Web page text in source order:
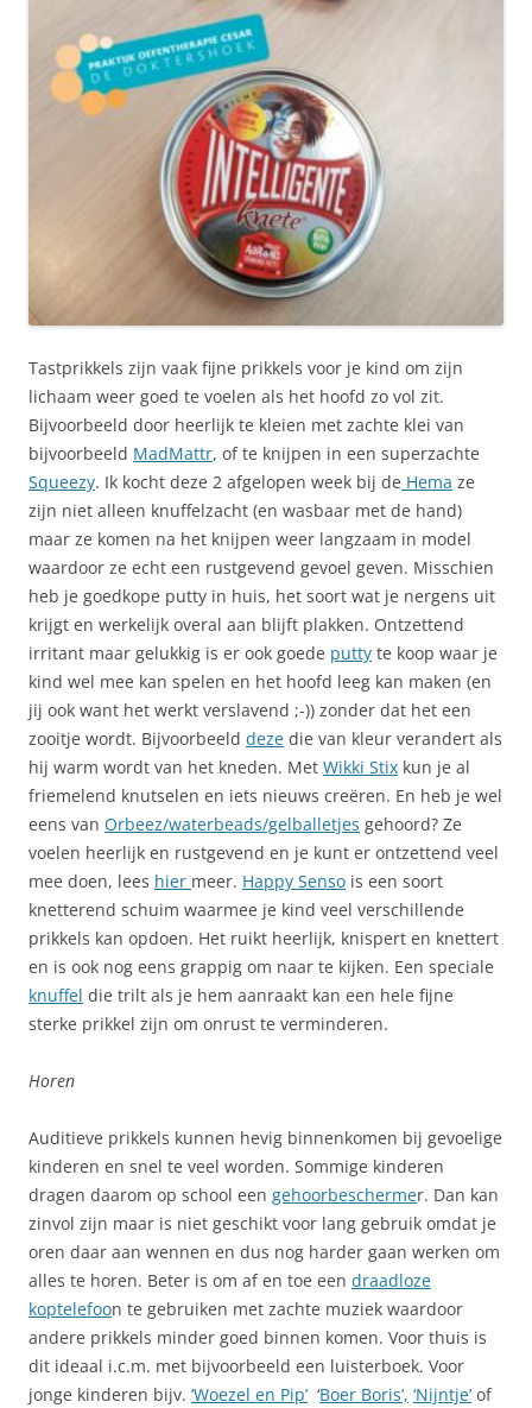
Tastprikkels zijn vaak fijne prikkels voor je kind om zijn
lichaam weer goed te voelen als het hoofd zo vol zit.
Bijvoorbeeld door heerlijk te kleien met zachte klei van
bijvoorbeeld MadMattr, of te knijpen in een superzachte
Squeezy. Ik kocht deze 2 afgelopen week bij de Hema ze
zijn niet alleen knuffelzacht (en wasbaar met de hand)
maar ze komen na het knijpen weer langzaam in model
waardoor ze echt een rustgevend gevoel geven. Misschien
heb je goedkope putty in huis, het soort wat je nergens uit
krijgt en werkelijk overal aan blijft plakken. Ontzettend
irritant maar gelukkig is er ook goede putty te koop waar je
kind wel mee kan spelen en het hoofd leeg kan maken (en
jij ook want het werkt verslavend ;-)) zonder dat het een
zooitje wordt. Bijvoorbeeld deze die van kleur verandert als
hij warm wordt van het kneden. Met Wikki Stix kun je al
friemelend knutselen en iets nieuws creëren. En heb je wel
eens van Orbeez/waterbeads/gelballetjes gehoord? Ze
voelen heerlijk en rustgevend en je kunt er ontzettend veel
mee doen, lees hier meer. Happy Senso is een soort
knetterend schuim waarmee je kind veel verschillende
prikkels kan opdoen. Het ruikt heerlijk, knispert en knettert
en is ook nog eens grappig om naar te kijken. Een speciale
knuffel die trilt als je hem aanraakt kan een hele fijne
sterke prikkel zijn om onrust te verminderen.
Horen
Auditieve prikkels kunnen hevig binnenkomen bij gevoelige
kinderen en snel te veel worden. Sommige kinderen
dragen daarom op school een gehoorbeschermer. Dan kan
zinvol zijn maar is niet geschikt voor lang gebruik omdat je
oren daar aan wennen en dus nog harder gaan werken om
alles te horen. Beter is om af en toe een draadloze
koptelefoon te gebruiken met zachte muziek waardoor
andere prikkels minder goed binnen komen. Voor thuis is
dit ideaal i.c.m. met bijvoorbeeld een luisterboek. Voor
jonge kinderen bijv. ‘Woezel en Pip’ ‘Boer Boris’, ‘Nijntje’ of